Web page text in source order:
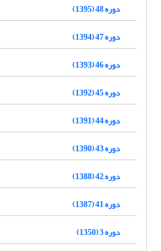
دوره 48 (1395)
دوره 47 (1394)
دوره 46 (1393)
دوره 45 (1392)
دوره 44 (1391)
دوره 43 (1390)
دوره 42 (1388)
دوره 41 (1387)
دوره 3 (1350)